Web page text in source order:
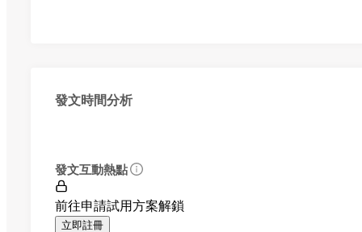
發文時間分析
發文互動熱點
前往申請試用方案解鎖
立即註冊